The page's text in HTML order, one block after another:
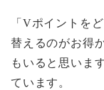
「Vポイントを
替えるのがお得
もいると思いま
ています。